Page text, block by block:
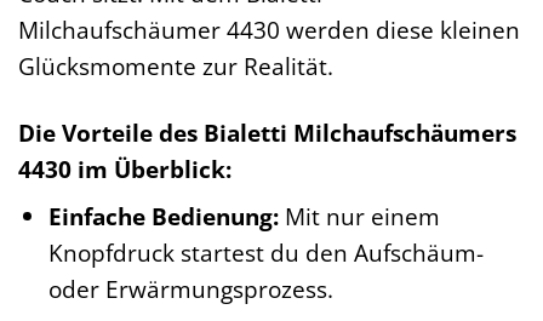
Milchaufschäumer 4430 werden diese kleinen
Glücksmomente zur Realität.
Die Vorteile des Bialetti Milchaufschäumers
4430 im Überblick:
Einfache Bedienung:Mit nur einem
Knopfdruck startest du den Aufschäum-
oder Erwärmungsprozess.